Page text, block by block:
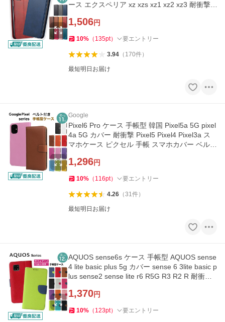
ース エクスペリア xz xzs xz1 xz2 xz3 耐衝撃 y
1,506円
10% （ 135pt） 要エントリー
3.94（ 170件）
最短明日お届け
Google
Pixel6 Pro ケース 手帳型 韓国 Pixel5a 5G pixel
4a 5G カバー 耐衝撃 Pixel5 Pixel4 Pixel3a ス
マホケース ピクセル 手帳 スマホカバー ベルト
1,296円
10% （ 116pt） 要エントリー
4.26（31件）
最短明日お届け
AQUOS sense6s ケース 手帳型 AQUOS sense
4 lite basic plus 5g カバー sense 6 3lite basic p
lus sense2 sense lite r6 R5G R3 R2 R 耐衝撃
1,370円
10% （ 123pt） 要エントリー